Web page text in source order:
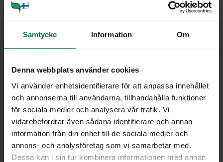
Samtycke Information Om
Denna webbplats använder cookies
Vi använder enhetsidentifierare för att anpassa innehållet
och annonserna till användarna, tillhandahålla funktioner
för sociala medier och analysera vår trafik. Vi
vidarebefordrar även sådana identifierare och annan
information från din enhet till de sociala medier och
annons- och analysföretag som vi samarbetar med.
Dessa kan i sin tur kombinera informationen med annan
tuoretta korianteria
mustapippuria
hiukan chilijauhetta
puserretut valkosipulinkynnet. Hauduta 10 minuuttia.
Lisää mausteet ja anna makujen vetäytyä muutaman
minuutin ajan.
Soseuta seos monitoimikoneella, tehosekoittimella tai
sauvasekoittimella.
Tarjoa tomaattikastike pastaruokien, kalan, grillatun
broilerin tai porsaanlihan lisäkkeenä.